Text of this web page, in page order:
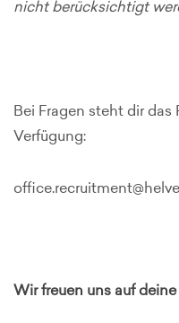
nicht berücksichtigt
Bei Fragen steht dir das
Verfügung:
Wir freuen uns auf